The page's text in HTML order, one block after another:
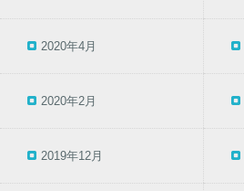
2020年4月
2020年2月
2019年12月